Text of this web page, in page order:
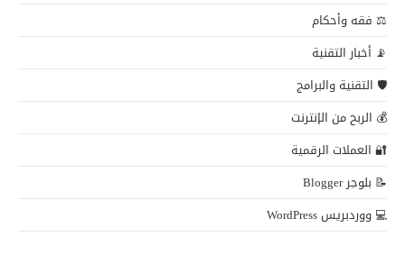
⚖️ فقه وأحكام
📡 أخبار التقنية
🛡️ التقنية والبرامج
💰 الربح من الإنترنت
🔐 العملات الرقمية
📝 بلوجر Blogger
💻 ووردبريس WordPress